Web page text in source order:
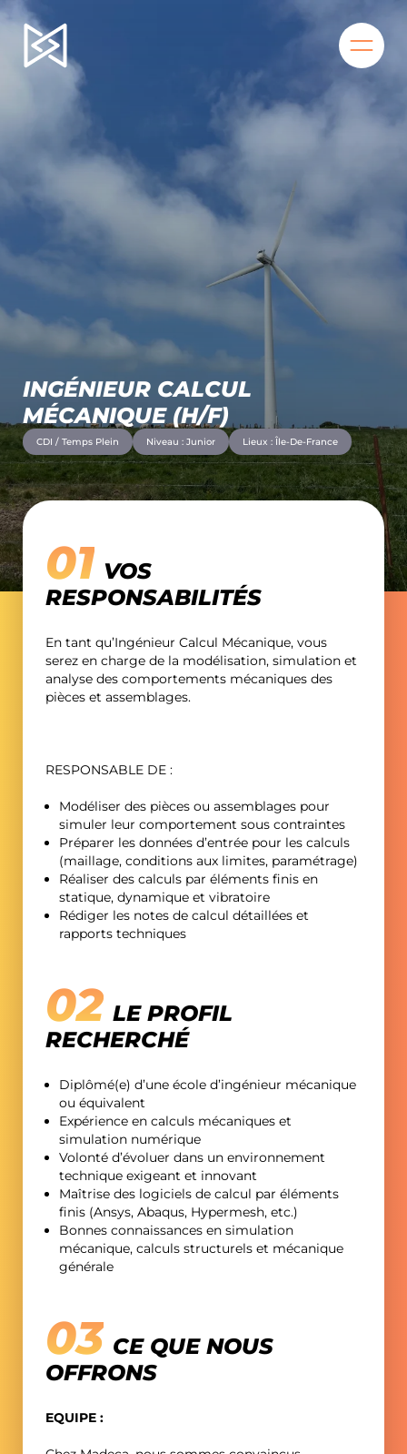
INGÉNIEUR CALCUL
MÉCANIQUE (H/F)
CDI / Temps Plein Niveau : Junior Lieux : Île-De-France
VOS
RESPONSABILITÉS
En tant qu’Ingénieur Calcul Mécanique, vous
serez en charge de la modélisation, simulation et
analyse des comportements mécaniques des
pièces et assemblages.
RESPONSABLE DE :
Modéliser des pièces ou assemblages pour
simuler leur comportement sous contraintes
Préparer les données d’entrée pour les calculs
(maillage, conditions aux limites, paramétrage)
Réaliser des calculs par éléments finis en
statique, dynamique et vibratoire
Rédiger les notes de calcul détaillées et
rapports techniques
LE PROFIL
RECHERCHÉ
Diplômé(e) d’une école d’ingénieur mécanique
ou équivalent
Expérience en calculs mécaniques et
simulation numérique
Volonté d’évoluer dans un environnement
technique exigeant et innovant
Maîtrise des logiciels de calcul par éléments
finis (Ansys, Abaqus, Hypermesh, etc.)
Bonnes connaissances en simulation
mécanique, calculs structurels et mécanique
générale
CE QUE NOUS
OFFRONS
EQUIPE :
BIENVENUE
QUI SOMMES-NOUS ?
NOS SECTEURS
LA MAD’ÉQUIPE
NOS PROJETS
MAG’DÉCA
CONTACT